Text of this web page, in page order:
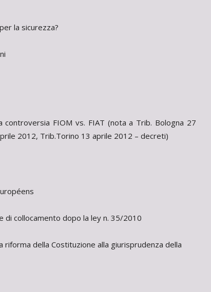
la sicurezza?
FIOM vs. FIAT (nota a Trib. Bologna 27
2012, Trib.Torino 13 aprile 2012 – decreti)
di collocamento dopo la ley n. 35/2010
riforma della Costituzione alla giurisprudenza della